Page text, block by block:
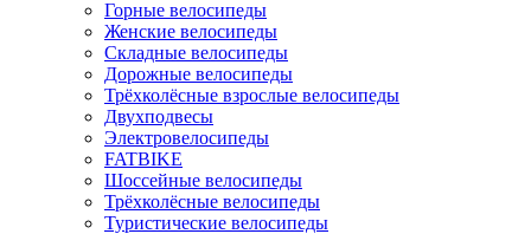
Горные велосипеды
Женские велосипеды
Складные велосипеды
Дорожные велосипеды
Трёхколёсные взрослые велосипеды
Двухподвесы
Электровелосипеды
FATBIKE
Шоссейные велосипеды
Трёхколёсные велосипеды
Туристические велосипеды